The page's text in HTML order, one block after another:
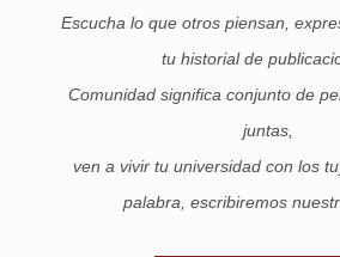
Escucha lo que otros piensan,
tu historial de
Comunidad significa conjunto de
juntas,
ven a vivir tu universidad con los
palabra, escribiremos